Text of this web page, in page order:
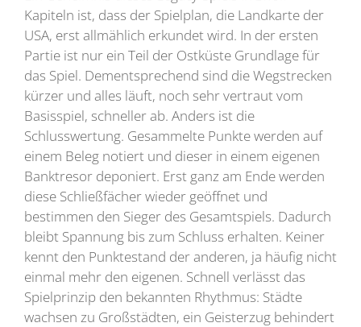
Kapiteln ist, dass der Spielplan, die Landkarte der
USA, erst allmählich erkundet wird. In der ersten
Partie ist nur ein Teil der Ostküste Grundlage für
das Spiel. Dementsprechend sind die Wegstrecken
kürzer und alles läuft, noch sehr vertraut vom
Basisspiel, schneller ab. Anders ist die
Schlusswertung. Gesammelte Punkte werden auf
einem Beleg notiert und dieser in einem eigenen
Banktresor deponiert. Erst ganz am Ende werden
diese Schließfächer wieder geöffnet und
bestimmen den Sieger des Gesamtspiels. Dadurch
bleibt Spannung bis zum Schluss erhalten. Keiner
kennt den Punktestand der anderen, ja häufig nicht
einmal mehr den eigenen. Schnell verlässt das
Spielprinzip den bekannten Rhythmus: Städte
wachsen zu Großstädten, ein Geisterzug behindert